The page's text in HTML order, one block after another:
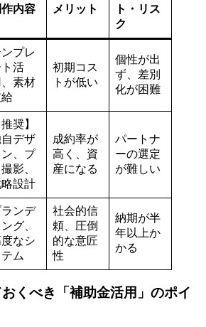
内容 メリット
ト・リス
ク
プレ
活
、素材
初期コス
トが低い
個性が出
ず、差別
化が困難
推奨】
デザ
、プ
影、
設計
成約率が
高く、資
産になる
パートナ
ーの選定
が難しい
ンデ
グ、
なシ
ム
社会的信
頼、圧倒
的な意匠
性
納期が半
年以上か
かる
くべき「補助金活用」のポイ